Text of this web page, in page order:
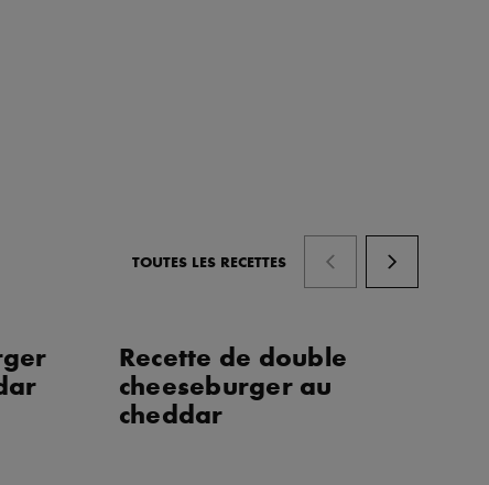
TOUTES LES RECETTES
Recette de double
cheeseburger au
cheddar